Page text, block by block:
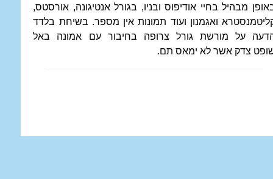
מבהיל בחיי אודיפוס ובניו, בגורל אנטיגונה, אורסטס,
ואגמנון ועוד תמונות אין מספר. בשיחת בלדד
על מורשת גורל צרופה בחיבור עם אמונה באל
צדק אשר לא ימאס תם.